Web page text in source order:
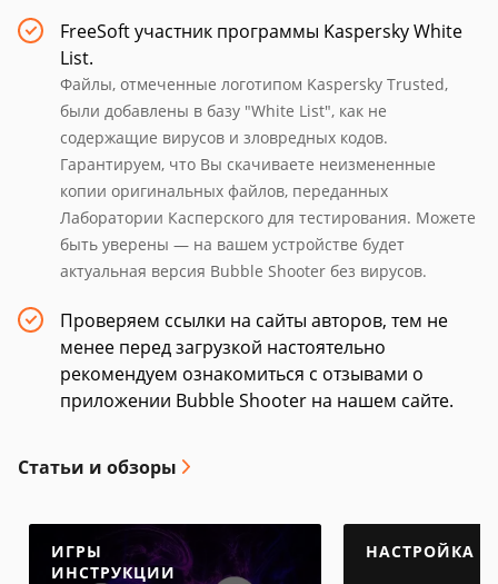
FreeSoft участник программы Kaspersky White
List.
Файлы, отмеченные логотипом Kaspersky Trusted,
были добавлены в базу "White List", как не
содержащие вирусов и зловредных кодов.
Гарантируем, что Вы скачиваете неизмененные
копии оригинальных файлов, переданных
Лаборатории Касперского для тестирования. Можете
быть уверены — на вашем устройстве будет
актуальная версия Bubble Shooter без вирусов.
Проверяем ссылки на сайты авторов, тем не
менее перед загрузкой настоятельно
рекомендуем ознакомиться с отзывами о
приложении Bubble Shooter на нашем сайте.
Статьи и обзоры
ИГРЫ
ИНСТРУКЦИИ
НАСТРОЙКА